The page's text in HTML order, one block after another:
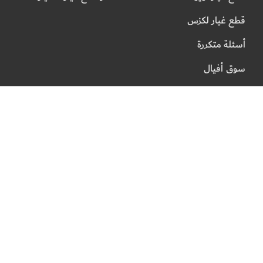
قطع غيار لكزس
أسئلة متكررة
سوق أفيال